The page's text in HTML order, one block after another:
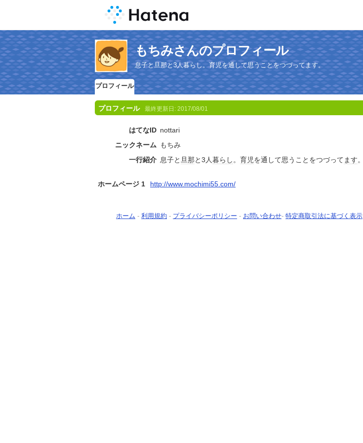
もちみさんのプロフィール
息子と旦那と3人暮らし。育児を通して思うことをつづってます。
プロフィール
プロフィール 最終更新日: 2017/08/01
はてなID nottari
ニックネーム もちみ
一行紹介 息子と旦那と3人暮らし。 育児を通して思うことをつづってます。
ホームページ 1 http://www.mochimi55.com/
ホーム - 利用規約 - プライバシーポリシー - お問い合わせ- 特定商取引法に基づく表示